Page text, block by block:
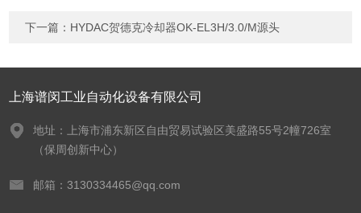
下一篇： HYDAC贺德克冷却器OK-EL3H/3.0/M源头
上海谱闵工业自动化设备有限公司
地址：上海市浦东新区自由贸易试验区美盛路55号2幢726室
（保周创新中心）
邮箱：3130334465@qq.com